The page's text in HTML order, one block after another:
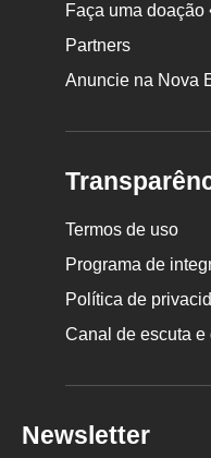
Faça uma doação
Partners
Anuncie na Nova
Termos de uso
Programa de
Política de
Canal de escuta e
Newsletter